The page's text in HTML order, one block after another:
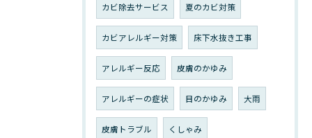
カビ除去サービス 夏のカビ対策
カビアレルギー対策 床下水抜き工事
アレルギー反応 皮膚のかゆみ
アレルギーの症状 目のかゆみ 大雨
皮膚トラブル くしゃみ